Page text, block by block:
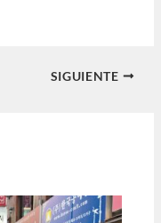
SIGUIENTE